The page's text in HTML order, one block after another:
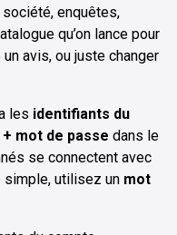
enquêtes,
qu’on lance pour
avis, ou juste changer
les identifiants du
mot de passe dans le
se connectent avec
simple, utilisez un mot